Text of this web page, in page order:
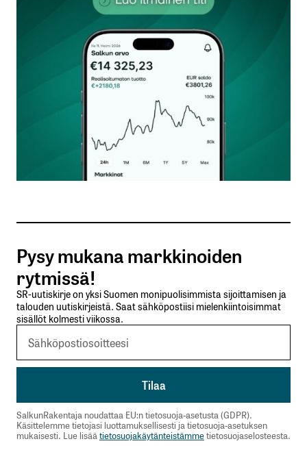
kentät on merkitty*
Kommentti*
Nimesi tai nimimerkkisi
Sähköpostiosoitteesi
Tilaa SalkunRakentajan uutiskirje
Lähetä kommentti
Pysy mukana markkinoiden
rytmissä!
SR-uutiskirje on yksi Suomen monipuolisimmista sijoittamisen ja
talouden uutiskirjeistä. Saat sähköpostiisi mielenkiintoisimmat
sisällöt kolmesti viikossa.
SalkunRakentaja noudattaa EU:n tietosuoja-asetusta (GDPR).
Käsittelemme tietojasi luottamuksellisesti ja tietosuoja-asetuksen
mukaisesti. Lue lisäätietosuojakäytänteistämmetietosuojaselosteesta.